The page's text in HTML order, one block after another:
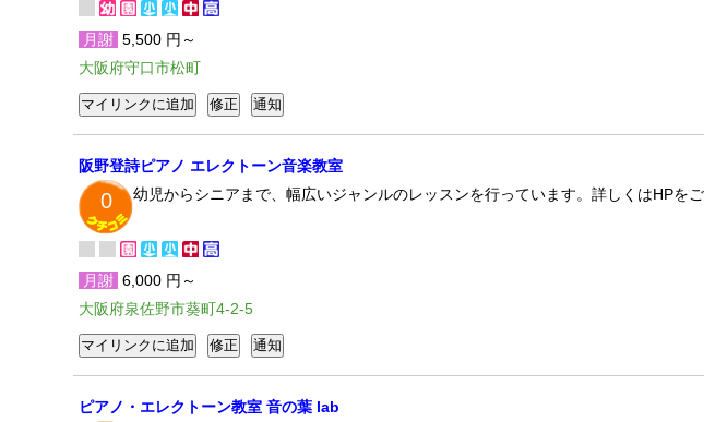
月謝 5,500 円～
大阪府守口市松町
阪野登詩ピアノ エレクトーン音楽教室
0 幼児からシニアまで、幅広いジャンルのレッスンを行っています。詳しくはHPをご
月謝 6,000 円～
大阪府泉佐野市葵町4-2-5
ピアノ・エレクトーン教室 音の葉 lab